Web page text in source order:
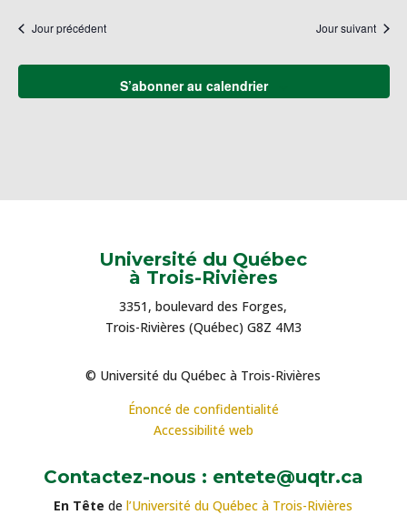
Jour précédent Jour suivant
S’abonner au calendrier
Université du Québec
à Trois-Rivières
3351, boulevard des Forges,
Trois-Rivières (Québec) G8Z 4M3
© Université du Québec à Trois-Rivières
Énoncé de confidentialité
Accessibilité web
Contactez-nous : entete@uqtr.ca
En Tête del’Université du Québec à Trois-Rivières